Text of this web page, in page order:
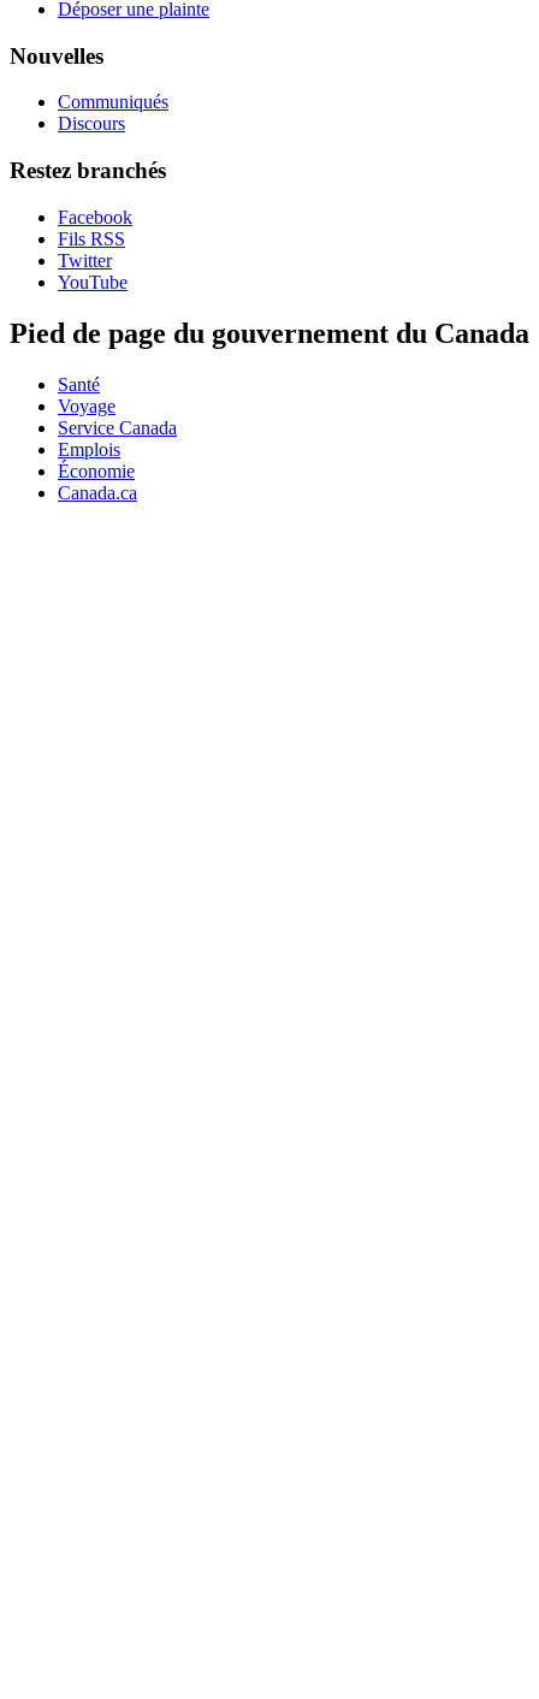
Déposer une plainte
Nouvelles
Communiqués
Discours
Restez branchés
Facebook
Fils RSS
Twitter
YouTube
Pied de page du gouvernement du Canada
Santé
Voyage
Service Canada
Emplois
Économie
Canada.ca